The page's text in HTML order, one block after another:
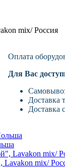
mix/ Россия
Оплата
Для Вас
Доставка
Доставка
Lavakon mix/